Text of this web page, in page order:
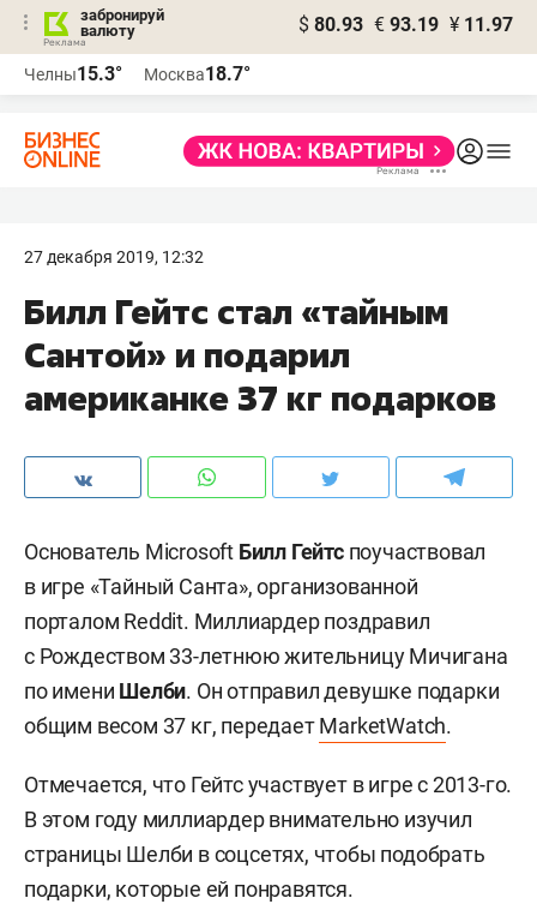
забронируй
валюту
$ 80.93 € 93.19 ¥ 11.97
Челны15.3° Москва18.7°
27 декабря 2019, 12:32
Билл Гейтс стал «тайным
Сантой» и подарил
американке 37 кг подарков
Основатель Microsoft Билл Гейтспоучаствовал
в игре «Тайный Санта», организованной
порталом Reddit. Миллиардер поздравил
с Рождеством 33-летнюю жительницу Мичигана
по имени Шелби. Он отправил девушке подарки
общим весом 37 кг, передаетMarketWatch.
Отмечается, что Гейтс участвует в игре с 2013-го.
В этом году миллиардер внимательно изучил
страницы Шелби в соцсетях, чтобы подобрать
подарки, которые ей понравятся.